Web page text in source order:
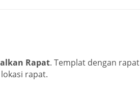
Rapat. Templat dengan rapat
rapat.